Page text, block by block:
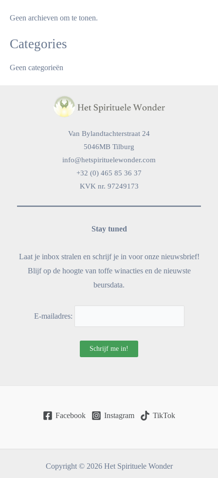
Geen archieven om te tonen.
Categories
Geen categorieën
Van Bylandtachterstraat 24
5046MB Tilburg
info@hetspirituelewonder.com
+32 (0) 465 85 36 37
KVK nr. 97249173
Stay tuned
Laat je inbox stralen en schrijf je in voor onze nieuwsbrief!
Blijf op de hoogte van toffe winacties en de nieuwste
beursdata.
E-mailadres:
Facebook Instagram TikTok
Copyright © 2026 Het Spirituele Wonder